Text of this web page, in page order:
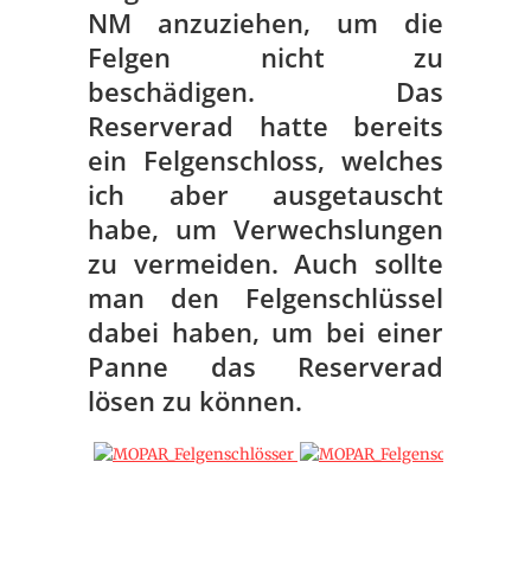
NM anzuziehen, um die
Felgen nicht zu
beschädigen. Das
Reserverad hatte bereits
ein Felgenschloss, welches
ich aber ausgetauscht
habe, um Verwechslungen
zu vermeiden. Auch sollte
man den Felgenschlüssel
dabei haben, um bei einer
Panne das Reserverad
lösen zu können.